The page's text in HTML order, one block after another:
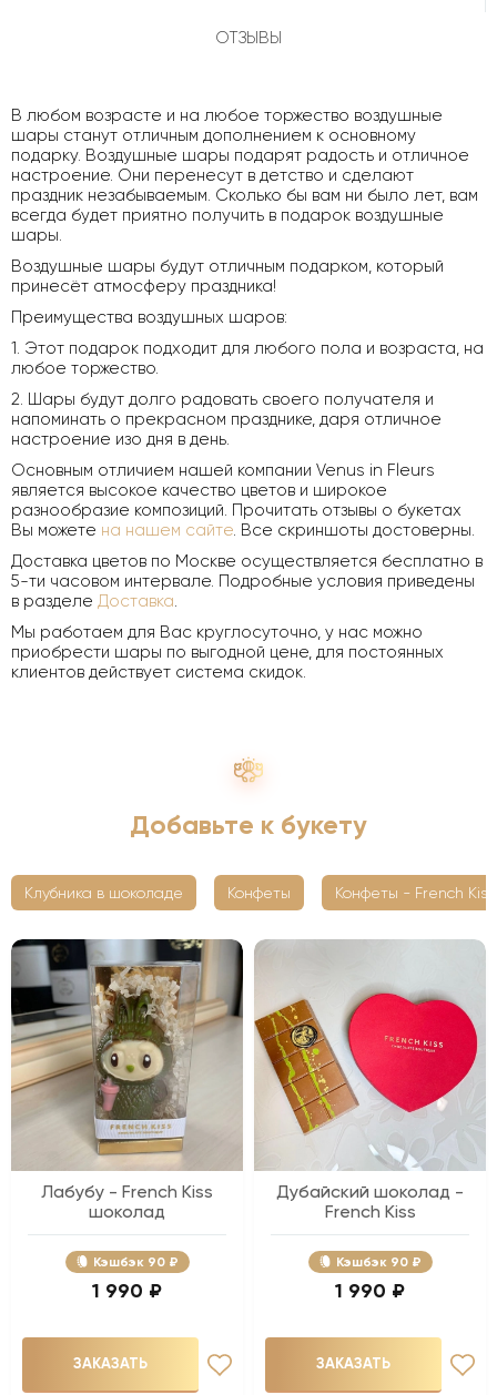
ОТЗЫВЫ
В любом возрасте и на любое торжество воздушные
шары станут отличным дополнением к основному
подарку. Воздушные шары подарят радость и отличное
настроение. Они перенесут в детство и сделают
праздник незабываемым. Сколько бы вам ни было лет, вам
всегда будет приятно получить в подарок воздушные
шары.
Воздушные шары будут отличным подарком, который
принесёт атмосферу праздника!
Преимущества воздушных шаров:
1. Этот подарок подходит для любого пола и возраста, на
любое торжество.
2. Шары будут долго радовать своего получателя и
напоминать о прекрасном празднике, даря отличное
настроение изо дня в день.
Основным отличием нашей компании Venus in Fleurs
является высокое качество цветов и широкое
разнообразие композиций. Прочитать отзывы о букетах
Вы можете на нашем сайте. Все скриншоты достоверны.
Доставка цветов по Москве осуществляется бесплатно в
5-ти часовом интервале. Подробные условия приведены
в разделе Доставка.
Мы работаем для Вас круглосуточно, у нас можно
приобрести шары по выгодной цене, для постоянных
клиентов действует система скидок.
Добавьте к букету
Клубника в шоколаде Конфеты Конфеты - French Kiss
Лабубу - French Kiss
шоколад
Кэшбэк 90 ₽
1 990 ₽
ЗАКАЗАТЬ
Дубайский шоколад -
French Kiss
Кэшбэк 90 ₽
1 990 ₽
ЗАКАЗАТЬ